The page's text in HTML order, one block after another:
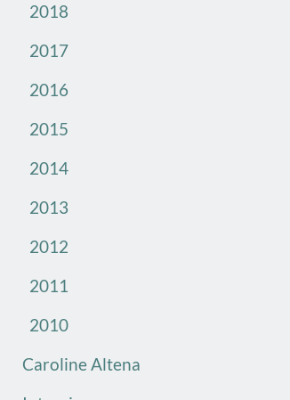
2018
2017
2016
2015
2014
2013
2012
2011
2010
Caroline Altena